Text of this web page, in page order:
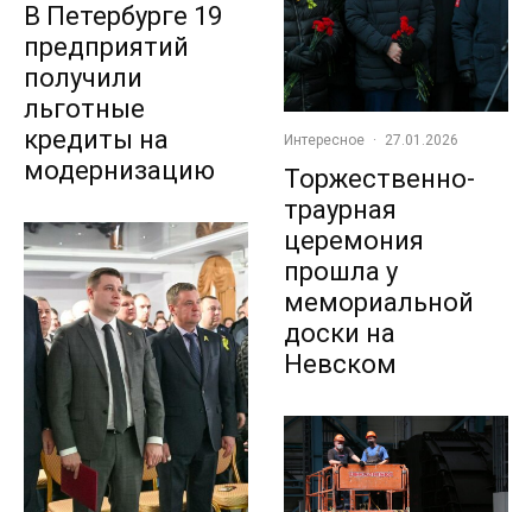
В Петербурге 19
предприятий
получили
льготные
кредиты на
модернизацию
Интересное · 27.01.2026
Торжественно-
траурная
церемония
прошла у
мемориальной
доски на
Невском